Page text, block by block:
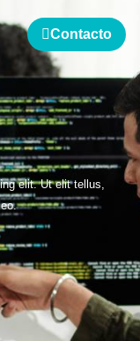
Contacto
elit. Ut elit tellus,